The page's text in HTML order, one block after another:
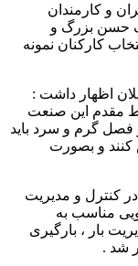
و کارمندان
حسن بزرگ و
کارکنان نمونه
اظهار داشت :
مقدم این صنعت
فصل گرم و سرد باید
کنند و بصورت
کنترل و مدیریت
مناسب به
بار ، بارگیری
شد .